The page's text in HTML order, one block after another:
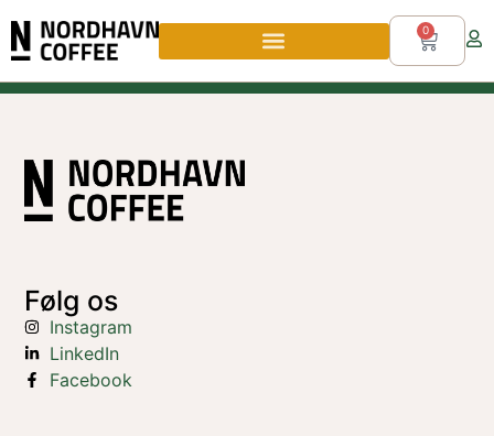
0
Følg os
Instagram
LinkedIn
Facebook